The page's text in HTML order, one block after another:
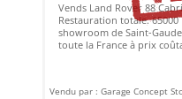
Vends Land Rover 88
Restauration totale.
showroom de Saint-
toute la France à prix
Vendu par : Garage Concept